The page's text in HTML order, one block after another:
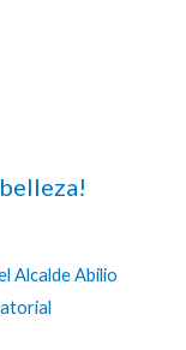
Alcalde Abilio